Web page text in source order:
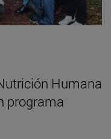
Humana
programa